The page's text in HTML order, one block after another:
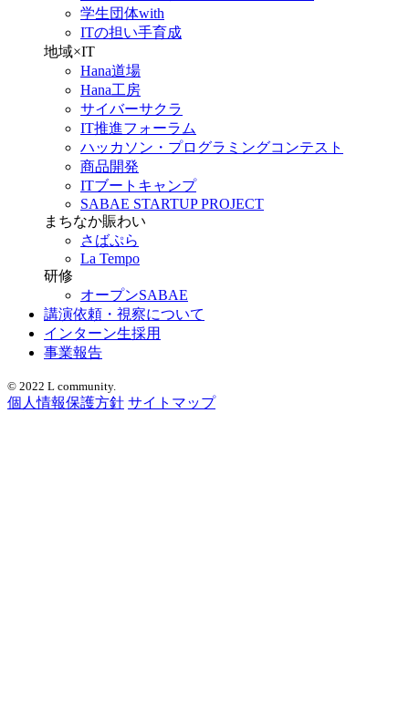
学生団体with
ITの担い手育成
地域×IT
Hana道場
Hana工房
サイバーサクラ
IT推進フォーラム
ハッカソン・プログラミングコンテスト
商品開発
ITブートキャンプ
SABAE STARTUP PROJECT
まちなか賑わい
さばぷら
La Tempo
研修
オープンSABAE
講演依頼・視察について
インターン生採用
事業報告
© 2022 L community.
個人情報保護方針 サイトマップ